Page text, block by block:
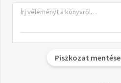
Piszkozat mentése